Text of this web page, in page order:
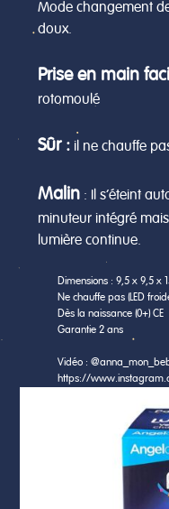
Mode changement
doux.
Prise en main
rotomoulé
Sûr : il ne chauffe
Malin : Il s’éteint
minuteur intégré
lumière continue.
Dimensions : 9,5 x 9,5 x
Ne chauffe pas (LED
Dès la naissance (0+) CE
Garantie 2 ans
Vidéo :
https://